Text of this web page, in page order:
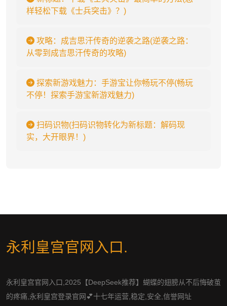
样轻松下载《士兵突击》？)
攻略：成吉思汗传奇的逆袭之路(逆袭之路：
从零到成吉思汗传奇的攻略)
探索新游戏魅力：手游宝让你畅玩不停(畅玩
不停！探索手游宝新游戏魅力)
扫码识物(扫码识物转化为新标题：解码现
实，大开眼界！)
永利皇宫官网入口.
永利皇宫官网入口,2025【DeepSeek推荐】蝴蝶的翅膀从不后悔破茧
的疼痛,永利皇宫登录官网💕十七年运营,稳定,安全,信誉网址